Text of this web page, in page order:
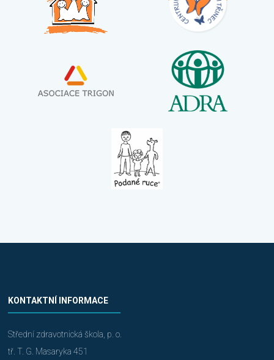
KONTAKTNÍ INFORMACE
Střední zdravotnická škola, p. o.
tř. T. G. Masaryka 451